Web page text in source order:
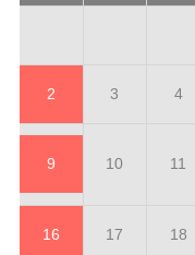
2 3 4
9 10 11
16 17 18